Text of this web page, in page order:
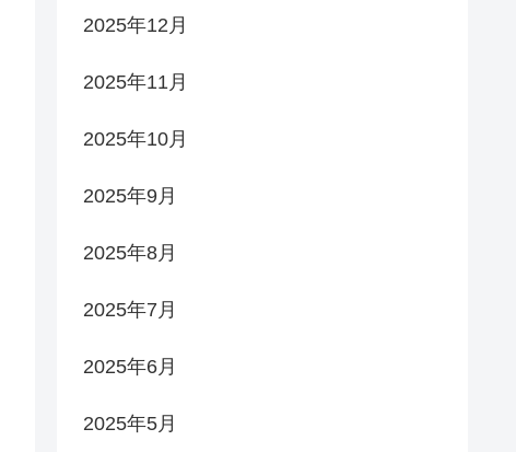
2025年12月
2025年11月
2025年10月
2025年9月
2025年8月
2025年7月
2025年6月
2025年5月